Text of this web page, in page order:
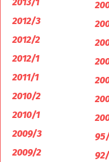
2012/3
2012/2
2012/1
2011/1
2010/2
2010/1
2009/3
2009/2